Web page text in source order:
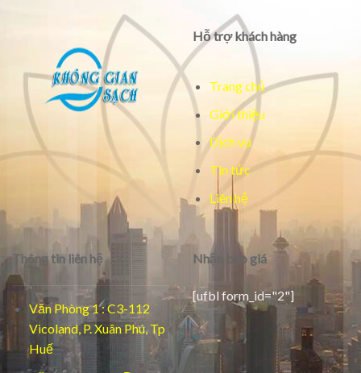
Hỗ trợ khách hàng
Trang chủ
Giới thiệu
Dịch vụ
Tin tức
Liên hệ
Thông tin liên hệ
Văn Phòng 1 : C3-112
Vicoland, P. Xuân Phú, Tp
Huế
Nhận báo giá
[ufbl form_id="2"]